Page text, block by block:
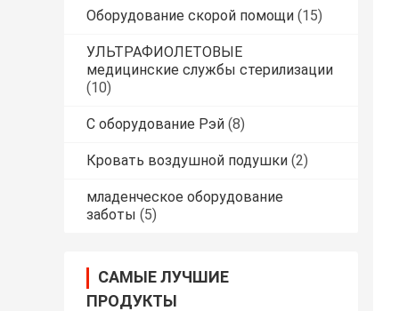
Оборудование скорой помощи (15)
УЛЬТРАФИОЛЕТОВЫЕ
медицинские службы стерилизации
(10)
С оборудование Рэй (8)
Кровать воздушной подушки (2)
младенческое оборудование
заботы (5)
САМЫЕ ЛУЧШИЕ
ПРОДУКТЫ